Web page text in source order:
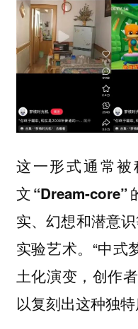
这一形式通常
文“Dream-core”
实、幻想和潜意
实验艺术。“中式
土化演变，创作
以复刻出这种独特